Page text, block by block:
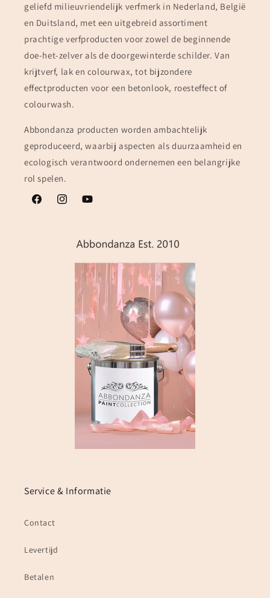
geliefd milieuvriendelijk verfmerk in Nederland, België
en Duitsland, met een uitgebreid assortiment
prachtige verfproducten voor zowel de beginnende
doe-het-zelver als de doorgewinterde schilder. Van
krijtverf, lak en colourwax, tot bijzondere
effectproducten voor een betonlook, roesteffect of
colourwash.
Abbondanza producten worden ambachtelijk
geproduceerd, waarbij aspecten als duurzaamheid en
ecologisch verantwoord ondernemen een belangrijke
rol spelen.
FacebookInstagramYouTube
Service & Informatie
Contact
Levertijd
Betalen